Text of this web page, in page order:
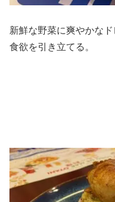
新鮮な野菜に爽やかな
食欲を引き立てる。